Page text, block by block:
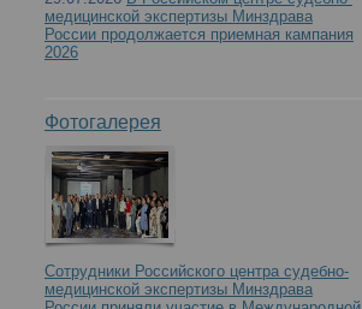
медицинской экспертизы Минздрава
России продолжается приемная кампания
2026
Фотогалерея
Сотрудники Российского центра судебно-
медицинской экспертизы Минздрава